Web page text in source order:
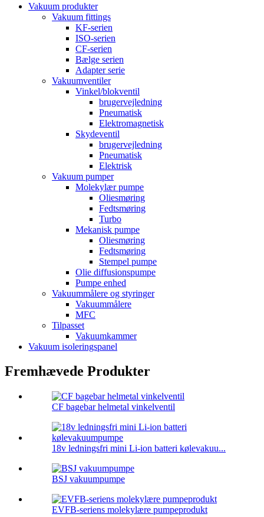
Vakuum produkter
Vakuum fittings
KF-serien
ISO-serien
CF-serien
Bælge serien
Adapter serie
Vakuumventiler
Vinkel/blokventil
brugervejledning
Pneumatisk
Elektromagnetisk
Skydeventil
brugervejledning
Pneumatisk
Elektrisk
Vakuum pumper
Molekylær pumpe
Oliesmøring
Fedtsmøring
Turbo
Mekanisk pumpe
Oliesmøring
Fedtsmøring
Stempel pumpe
Olie diffusionspumpe
Pumpe enhed
Vakuummålere og styringer
Vakuummålere
MFC
Tilpasset
Vakuumkammer
Vakuum isoleringspanel
Fremhævede Produkter
CF bagebar helmetal vinkelventil
18v ledningsfri mini Li-ion batteri kølevakuu...
BSJ vakuumpumpe
EVFB-seriens molekylære pumpeprodukt